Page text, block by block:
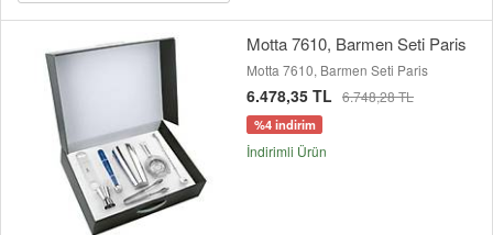
Motta 7610, Barmen Seti Paris
Motta 7610, Barmen Seti Paris
6.478,35 TL 6.748,28 TL
%4 indirim
İndirimli Ürün